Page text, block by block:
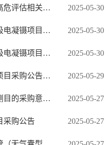
2025-05-30
关于城市癌症早诊早治项目高危评估相关试剂项目的流标公告
2025-05-30
关于一次性使用不粘可控双极电凝镊项目第二次采购公告
2025-05-30
关于一次性使用不粘可控双极电凝镊项目废标公告
2025-05-29
全自动电子血压计维保服务项目采购公告（第二次）
2025-05-27
关于医疗辅助综合楼桩基检测目的采购意向公告
2025-05-27
采购公告